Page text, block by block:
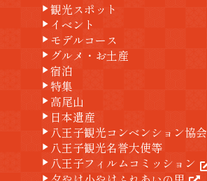
play_arrow観光スポット
play_arrow イベント
play_arrow モデルコース
play_arrow グルメ・お土産
play_arrow宿泊
play_arrow 特集
play_arrow 高尾山
play_arrow 日本遺産
play_arrow 八王子観光コンベンション協会
play_arrow 八王子観光名誉大使等
play_arrow 八王子フィルムコミッション
play_arrow